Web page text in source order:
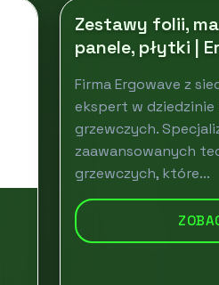
Zestawy folii,
panele, płytki |
Firma Ergowave z
ekspert w
grzewczych.
zaawansowanych
grzewczych, które...